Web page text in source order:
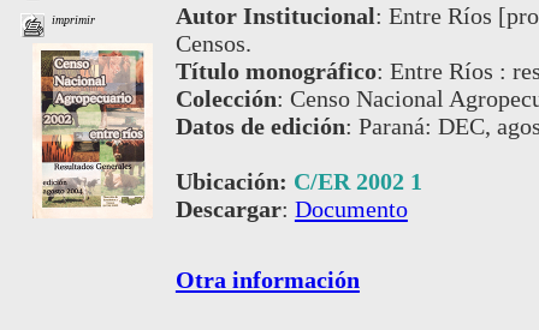
imprimir Autor Institucional: Entre Ríos
Censos.
Título monográfico: Entre Ríos :
Colección: Censo Nacional
Datos de edición: Paraná: DEC,
Ubicación: C/ER 2002 1
Descargar: Documento
Otra información